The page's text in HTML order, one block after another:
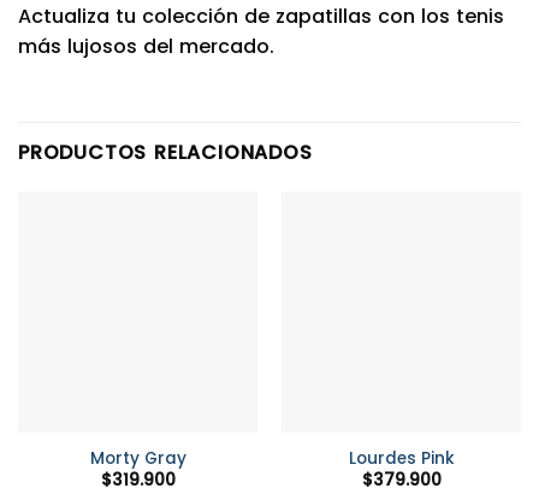
Actualiza tu colección de zapatillas con los tenis
más lujosos del mercado.
PRODUCTOS RELACIONADOS
Morty Gray
$319.900
Lourdes Pink
$379.900